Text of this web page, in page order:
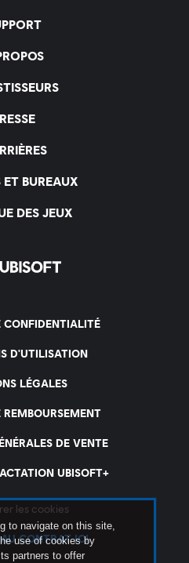
to navigate on this site,
use of cookies by
partners to offer